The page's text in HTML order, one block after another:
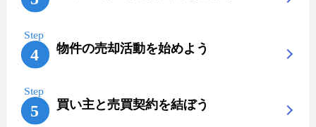
物件の売却活動を始めよう
買い主と売買契約を結ぼう